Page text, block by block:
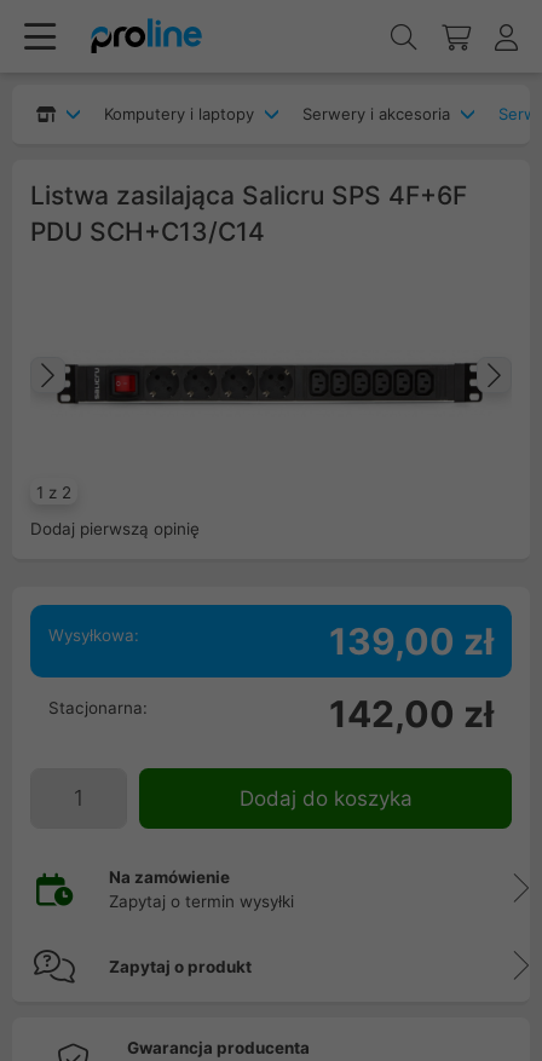
Komputery i laptopy Serwery i akcesoria
Listwa zasilająca Salicru SPS 4F+6F
PDU SCH+C13/C14
1 z 2
Poprzedni
Dodaj pierwszą opinię
Wysyłkowa: 139,00 zł
Stacjonarna: 142,00 zł
Dodaj do koszyka
Na zamówienie
Zapytaj o termin wysyłki
Zapytaj o produkt
Gwarancja producenta